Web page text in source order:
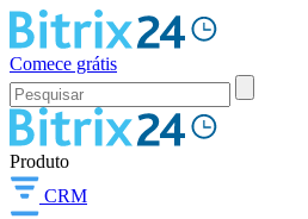
Comece grátis
Produto
CRM